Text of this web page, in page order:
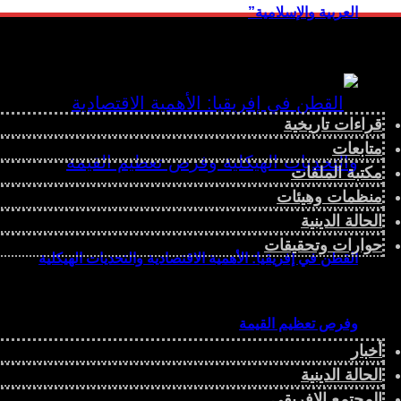
العربية والإسلامية”
القطن في إفريقيا: الأهمية الاقتصادية والتحديات الهيكلية
وفرص تعظيم القيمة
قراءات تاريخية
متابعات
مكتبة الملفات
منظمات وهيئات
الحالة الدينية
حوارات وتحقيقات
أخبار
الحالة الدينية